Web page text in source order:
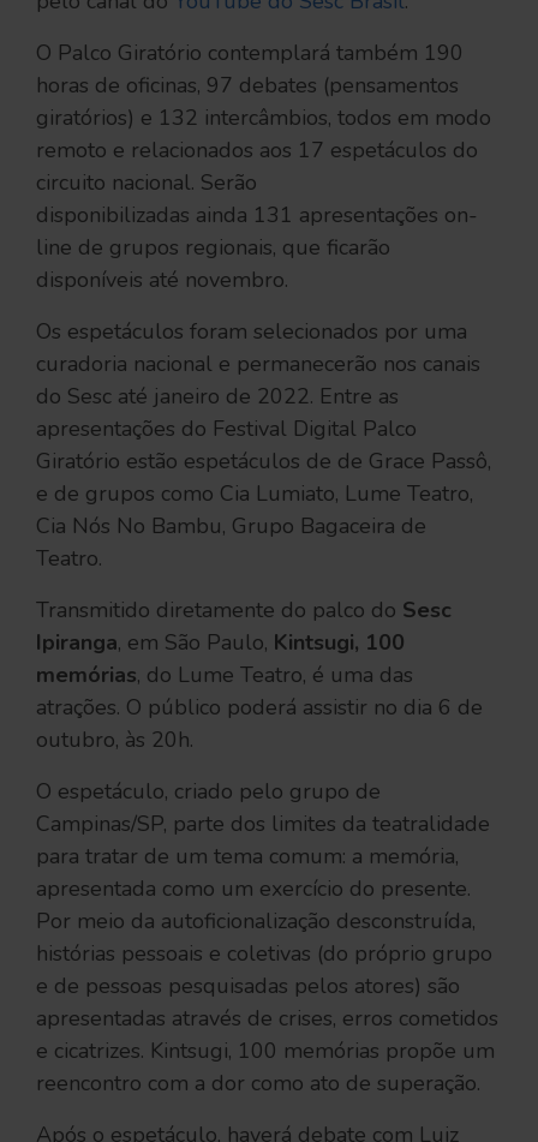
O Palco Giratório contemplará também 190
horas de oficinas, 97 debates (pensamentos
giratórios) e 132 intercâmbios, todos em modo
remoto e relacionados aos 17 espetáculos do
circuito nacional. Serão
disponibilizadas ainda 131 apresentações on-
line de grupos regionais, que ficarão
disponíveis até novembro.
Os espetáculos foram selecionados por uma
curadoria nacional e permanecerão nos canais
do Sesc até janeiro de 2022. Entre as
apresentações do Festival Digital Palco
Giratório estão espetáculos de de Grace Passô,
e de grupos como Cia Lumiato, Lume Teatro,
Cia Nós No Bambu, Grupo Bagaceira de
Teatro.
Transmitido diretamente do palco do Sesc
Ipiranga, em São Paulo, Kintsugi, 100
memórias, do Lume Teatro, é uma das
atrações. O público poderá assistir no dia 6 de
outubro, às 20h.
O espetáculo, criado pelo grupo de
Campinas/SP, parte dos limites da teatralidade
para tratar de um tema comum: a memória,
apresentada como um exercício do presente.
Por meio da autoficionalização desconstruída,
histórias pessoais e coletivas (do próprio grupo
e de pessoas pesquisadas pelos atores) são
apresentadas através de crises, erros cometidos
e cicatrizes. Kintsugi, 100 memórias propõe um
reencontro com a dor como ato de superação.
Após o espetáculo, haverá debate com Luiz